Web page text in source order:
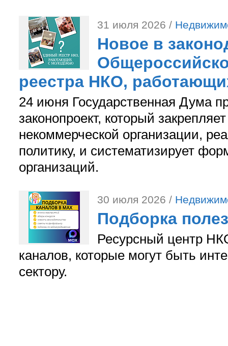
31 июля 2026 /
Новое в
реестра НКО,
24 июня Государственная Дума
законопроект, который
некоммерческой организации,
политику, и систематизирует
организаций.
30 июля 2026 /
Подборка
Ресурсный центр
каналов, которые могут быть
сектору.